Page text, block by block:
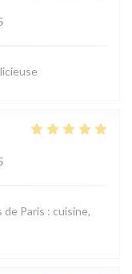
Paris : cuisine,